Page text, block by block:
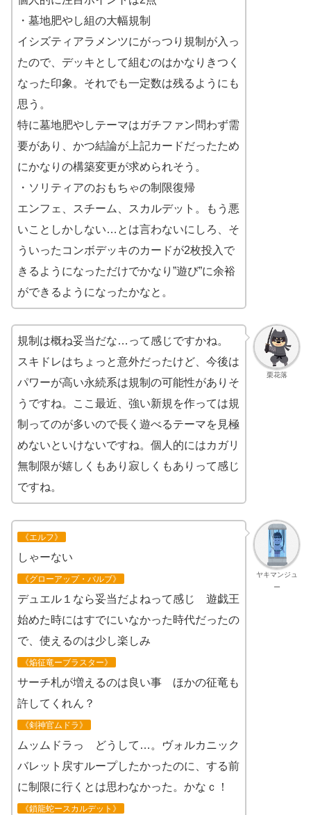
・墓地肥やし組の大幅規制
イシズティアラメンツにがっつり規制が入っ
たので、デッキとして組むのはかなりきつく
なった印象。それでも一定数は残るようにも
思う。
特に墓地肥やしテーマはガチファン問わず需
要があり、かつ結論が上記カードだったため
にかなりの構築変更が求められそう。
・ソリティアのおもちゃの制限復帰
エンフェ、スチーム、スカルデット。もう悪
いことしかしない…とは言わないにしろ、そ
ういったコンボデッキのカードが2枚投入で
きるようになっただけでかなり”遊び”に余裕
ができるようになったかなと。
栗花落
規制は概ね妥当だな…って感じですかね。
スキドレはちょっと意外だったけど、今後は
パワーが高い永続系は規制の可能性がありそ
うですね。ここ最近、強い新規を作っては規
制ってのが多いので長く遊べるテーマを見極
めないといけないですね。個人的にはカガリ
無制限が嬉しくもあり寂しくもありって感じ
ですね。
ヤキマンジュ
ー
《エルフ》
しゃーない
《グローアップ・バルブ》
デュエル１なら妥当だよねって感じ 遊戯王
始めた時にはすでにいなかった時代だったの
で、使えるのは少し楽しみ
《焔征竜ーブラスター》
サーチ札が増えるのは良い事 ほかの征竜も
許してくれん？
《剣神官ムドラ》
ムッムドラっ どうして…。ヴォルカニック
バレット戻すループしたかったのに、する前
に制限に行くとは思わなかった。かなｃ！
《鎖龍蛇ースカルデット》